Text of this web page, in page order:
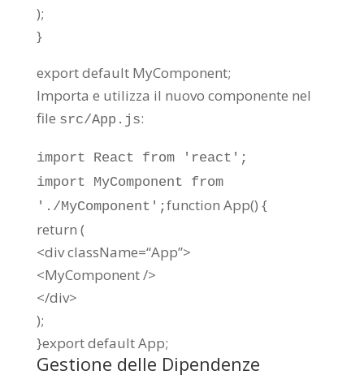
);
}
exportdefault MyComponent;
Importa e utilizza il nuovo componente nel
file src/App.js:
import React from 'react' ;
import
MyComponent
from
'./MyComponent' ;function App() {
return (
<divclassName=“App”>
<MyComponent/>
</div>
);
}exportdefaultApp;
Gestione delle Dipendenze